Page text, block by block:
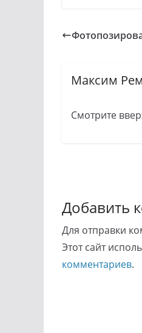
Максим
Смотрите
Добавить
Для отправки
Этот сайт
комментариев.